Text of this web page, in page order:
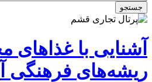
جستجو
آشنایی با
ریشه‌های فرهنگی